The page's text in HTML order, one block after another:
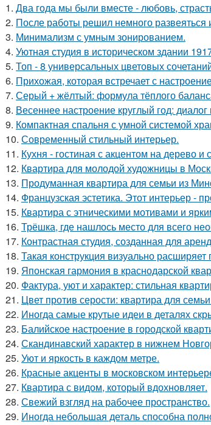
1. Два года мы были вместе - любовь,
2. После работы решил немного развеяться
3. Минимализм с умным зонированием.
4. Уютная студия в историческом здании
5. Топ - 8 универсальных цветовых
6. Прихожая, которая встречает с
7. Серый + жёлтый: формула тёплого
8. Весеннее настроение круглый год:
9. Компактная спальня с умной системой
10. Современный стильный интерьер.
11. Кухня - гостиная с акцентом на дерево и
12. Квартира для молодой художницы в
13. Продуманная квартира для семьи из
14. Французская эстетика. Этот интерьер -
15. Квартира с этническими мотивами и
16. Трёшка, где нашлось место для всего
17. Контрастная студия, созданная для
18. Такая конструкция визуально
19. Японская гармония в краснодарской
20. Фактура, уют и характер: стильная
21. Цвет против серости: квартира для
22. Иногда самые крутые идеи в деталях
23. Балийское настроение в городской
24. Скандинавский характер в нижнем
25. Уют и яркость в каждом метре.
26. Красные акценты в московском
27. Квартира с видом, который вдохновляет.
28. Свежий взгляд на рабочее пространство.
29. Иногда небольшая деталь способна